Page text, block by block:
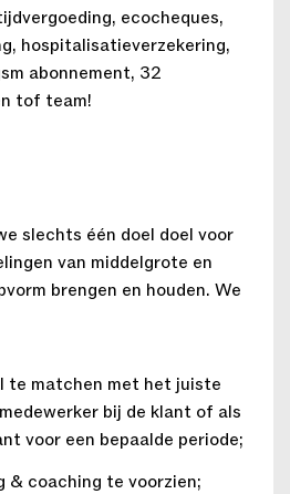
ecocheques,
hospitalisatieverzekering,
abonnement, 32
tof team!
slechts één doel doel voor
van middelgrote en
brengen en houden. We
te matchen met het juiste
bij de klant of als
voor een bepaalde periode;
& coaching te voorzien;